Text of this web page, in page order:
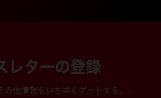
レターの登録
の他情報をいち早くゲットする。.